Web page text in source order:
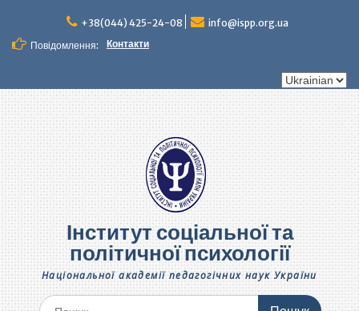
вмісту
+38(044) 425-24-08
info@ispp.org.ua
Повідомлення:
Контакти
Вибрати
Інститут соціальної та
політичної психології
Національної академії педагогічних наук України
Шукати: